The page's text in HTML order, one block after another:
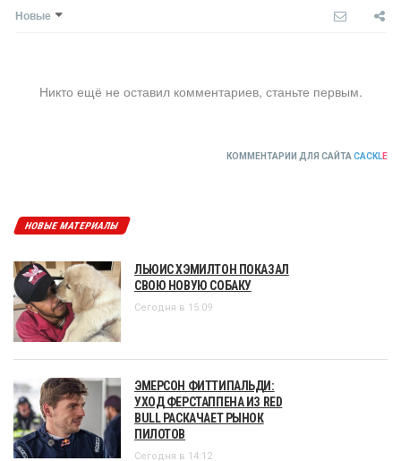
Новые
Никто ещё не оставил комментариев, станьте первым.
КОММЕНТАРИИ ДЛЯ САЙТА CACKLE
НОВЫЕ МАТЕРИАЛЫ
ЛЬЮИС ХЭМИЛТОН ПОКАЗАЛ
СВОЮ НОВУЮ СОБАКУ
Сегодня в 15:09
ЭМЕРСОН ФИТТИПАЛЬДИ:
УХОД ФЕРСТАППЕНА ИЗ RED
BULL РАСКАЧАЕТ РЫНОК
ПИЛОТОВ
Сегодня в 14:12